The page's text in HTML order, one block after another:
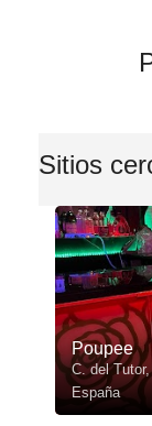
Sitios
Poupee
C. del
España